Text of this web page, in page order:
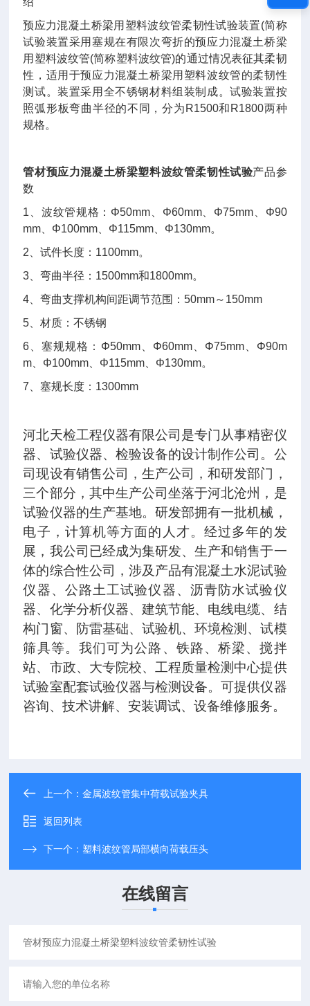
预应力混凝土桥梁用塑料波纹管柔韧性试验装置(简称
试验装置采用塞规在有限次弯折的预应力混凝土桥梁
用塑料波纹管(简称塑料波纹管)的通过情况表征其柔韧
性，适用于预应力混凝土桥梁用塑料波纹管的柔韧性
测试。装置采用全不锈钢材料组装制成。试验装置按
照弧形板弯曲半径的不同，分为 R1500和 R1800两种
规格。
管材预应力混凝土桥梁塑料波纹管柔韧性试验产品参
数
1 、波纹管规格： Φ50mm Φ60mm、 Φ75mm
Φ90
mm
Φ100mm Φ115mm Φ130mm。
2 、试件长度： 1100mm。
3 、弯曲半径： 1500mm和1800mm。
4 、弯曲支撑机构间距调节范围：50mm～ 150mm
5 、材质：不锈钢
6 、塞规规格： Φ50mm、 Φ60mm、 Φ75mm、 Φ90m
m
Φ100mm Φ115mm Φ130mm。
7 、塞规长度： 1300mm
河北天检工程仪器有限公司是专门从事精密仪
器、试验仪器、检验设备的设计制作公司。公
司现设有销售公司，生产公司，和研发部门，
三个部分，其中生产公司坐落于河北沧州，是
试验仪器的生产基地。研发部拥有一批机械，
电子，计算机等方面的人才。经过多年的发
展，我公司已经成为集研发、生产和销售于一
体的综合性公司，涉及产品有混凝土水泥试验
仪器、公路土工试验仪器、沥青防水试验仪
器、化学分析仪器、建筑节能、电线电缆、结
构门窗、防雷基础、试验机、环境检测、试模
筛具等。我们可为公路、铁路、桥梁、搅拌
站、市政、大专院校、工程质量检测中心提供
试验室配套试验仪器与检测设备。可提供仪器
咨询、技术讲解、安装调试、设备维修服务。
上一个：金属波纹管集中荷载试验夹具
返回列表
下一个： 塑料波纹管局部横向荷载压头
在线留言